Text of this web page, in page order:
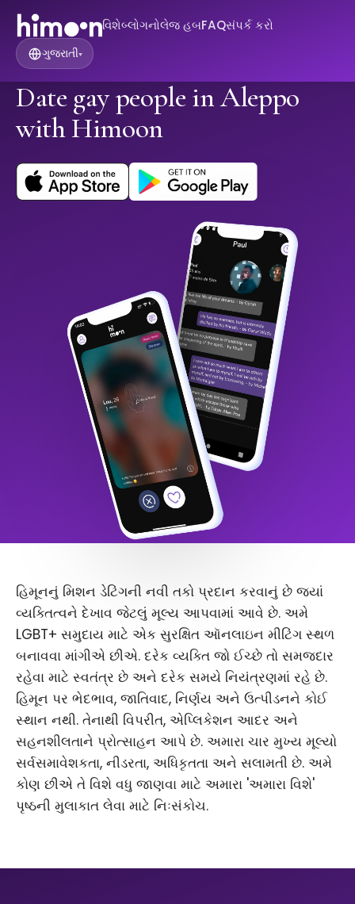
વિશેબ્લોગનોલેજ હબFAQસંપર્ક કરો
ગુજરાતી▾
Date gay people in Aleppo
with Himoon
હિમૂનનું મિશન ડેટિંગની નવી તકો પ્રદાન કરવાનું છે જ્યાં
વ્યક્તિત્વને દેખાવ જેટલું મૂલ્ય આપવામાં આવે છે. અમે
LGBT+ સમુદાય માટે એક સુરક્ષિત ઑનલાઇન મીટિંગ સ્થળ
બનાવવા માંગીએ છીએ. દરેક વ્યક્તિ જો ઈચ્છે તો સમજદાર
રહેવા માટે સ્વતંત્ર છે અને દરેક સમયે નિયંત્રણમાં રહે છે.
હિમૂન પર ભેદભાવ, જાતિવાદ, નિર્ણય અને ઉત્પીડનને કોઈ
સ્થાન નથી. તેનાથી વિપરીત, એપ્લિકેશન આદર અને
સહનશીલતાને પ્રોત્સાહન આપે છે. અમારા ચાર મુખ્ય મૂલ્યો
સર્વસમાવેશકતા, નીડરતા, અધિકૃતતા અને સલામતી છે. અમે
કોણ છીએ તે વિશે વધુ જાણવા માટે અમારા 'અમારા વિશે'
પૃષ્ઠની મુલાકાત લેવા માટે નિઃસંકોચ.